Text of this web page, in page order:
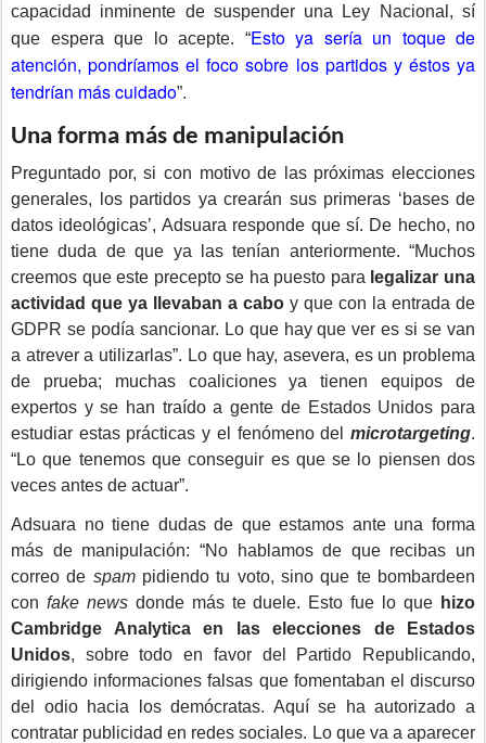
capacidad inminente de suspender una Ley Nacional, sí
que espera que lo acepte. “Esto ya sería un toque de
atención, pondríamos el foco sobre los partidos y éstos ya
tendrían más cuidado”.
Una forma más de manipulación
Preguntado por, si con motivo de las próximas elecciones
generales, los partidos ya crearán sus primeras ‘bases de
datos ideológicas’, Adsuara responde que sí. De hecho, no
tiene duda de que ya las tenían anteriormente. “Muchos
creemos que este precepto se ha puesto para legalizar una
actividad que ya llevaban a cabo y que con la entrada de
GDPR se podía sancionar. Lo que hay que ver es si se van
a atrever a utilizarlas”. Lo que hay, asevera, es un problema
de prueba; muchas coaliciones ya tienen equipos de
expertos y se han traído a gente de Estados Unidos para
estudiar estas prácticas y el fenómeno del microtargeting.
“Lo que tenemos que conseguir es que se lo piensen dos
veces antes de actuar”.
Adsuara no tiene dudas de que estamos ante una forma
más de manipulación: “No hablamos de que recibas un
correo de spam pidiendo tu voto, sino que te bombardeen
con fake news donde más te duele. Esto fue lo que hizo
Cambridge Analytica en las elecciones de Estados
Unidos, sobre todo en favor del Partido Republicando,
dirigiendo informaciones falsas que fomentaban el discurso
del odio hacia los demócratas. Aquí se ha autorizado a
contratar publicidad en redes sociales. Lo que va a aparecer